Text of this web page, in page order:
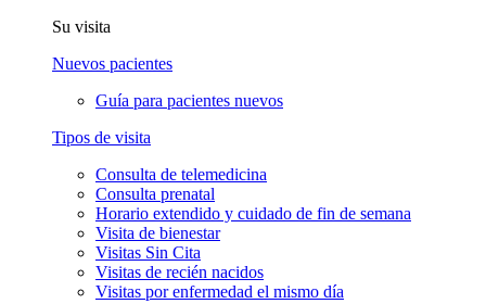
Su visita
Nuevos pacientes
Guía para pacientes nuevos
Tipos de visita
Consulta de telemedicina
Consulta prenatal
Horario extendido y cuidado de fin de semana
Visita de bienestar
Visitas Sin Cita
Visitas de recién nacidos
Visitas por enfermedad el mismo día